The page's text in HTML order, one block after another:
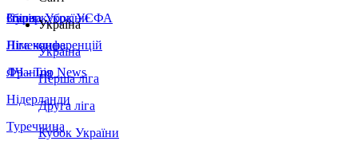
Збірна України
Італія
Німеччина
Франція
Нідерланди
Туреччина
Суперкубок УЄФА
Ліга конференцій
ЛЧ - Top News
Україна
Україна
Перша ліга
Друга ліга
Кубок України